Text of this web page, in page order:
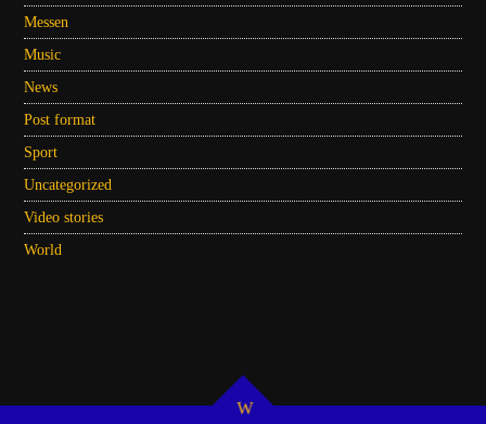
Messen
Music
News
Post format
Sport
Uncategorized
Video stories
World